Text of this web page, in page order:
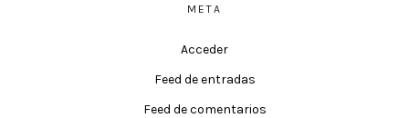
META
Acceder
Feed de entradas
Feed de comentarios